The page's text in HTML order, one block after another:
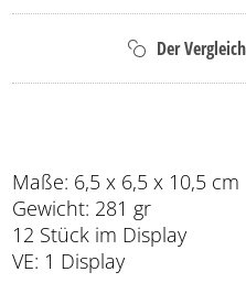
Maße: 6,5 x 6,5 x 10,5 cm
Gewicht: 281 gr
12 Stück im Display
VE: 1 Display